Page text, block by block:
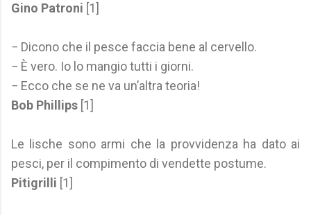
Gino Patroni [1]
− Dicono che il pesce faccia bene al cervello.
− È vero. Io lo mangio tutti i giorni.
− Ecco che se ne va un’altra teoria!
Bob Phillips [1]
Le lische sono armi che la provvidenza ha dato ai
pesci, per il compimento di vendette postume.
Pitigrilli [1]